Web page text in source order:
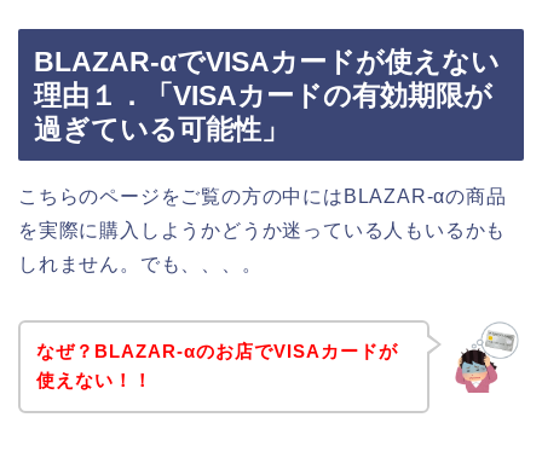
BLAZAR-αでVISAカードが使えない
理由１．「VISAカードの有効期限が
過ぎている可能性」
こちらのページをご覧の方の中にはBLAZAR-αの商品
を実際に購入しようかどうか迷っている人もいるかも
しれません。でも、、、。
なぜ？BLAZAR-αのお店でVISAカードが
使えない！！